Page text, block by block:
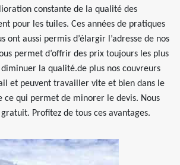
constante de la qualité des
pour les tuiles. Ces années de pratiques
ont aussi permis d’élargir l’adresse de nos
permet d’offrir des prix toujours les plus
diminuer la qualité.de plus nos couvreurs
et peuvent travailler vite et bien dans le
ce qui permet de minorer le devis. Nous
Profitez de tous ces avantages.